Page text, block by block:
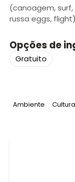
(canoagem,
russa eggs,
Opções de
Gratuito
Tag:
Ambiente Tag: